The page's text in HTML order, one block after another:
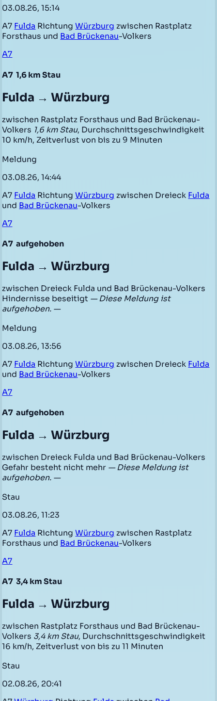
03.08.26, 15:14
A7 Fulda RichtungWürzburg zwischen Rastplatz
Forsthaus und Bad Brückenau-Volkers
A7
A7 1,6 km Stau
Fulda → Würzburg
zwischen Rastplatz Forsthaus und Bad Brückenau-
Volkers 1,6 km Stau, Durchschnittsgeschwindigkeit
10 km/h, Zeitverlust von bis zu 9 Minuten
Meldung
03.08.26, 14:44
A7 Fulda RichtungWürzburg zwischen Dreieck Fulda
und Bad Brückenau-Volkers
A7
A7 aufgehoben
Fulda → Würzburg
zwischen Dreieck Fulda und Bad Brückenau-Volkers
Hindernisse beseitigt — Diese Meldung ist
aufgehoben. —
Meldung
03.08.26, 13:56
A7 Fulda RichtungWürzburg zwischen Dreieck Fulda
und Bad Brückenau-Volkers
A7
A7 aufgehoben
Fulda → Würzburg
zwischen Dreieck Fulda und Bad Brückenau-Volkers
Gefahr besteht nicht mehr — Diese Meldung ist
aufgehoben. —
Stau
03.08.26, 11:23
A7 Fulda RichtungWürzburg zwischen Rastplatz
Forsthaus und Bad Brückenau-Volkers
A7
A7 3,4 km Stau
Fulda → Würzburg
zwischen Rastplatz Forsthaus und Bad Brückenau-
Volkers 3,4 km Stau, Durchschnittsgeschwindigkeit
16 km/h, Zeitverlust von bis zu 11 Minuten
Stau
02.08.26, 20:41